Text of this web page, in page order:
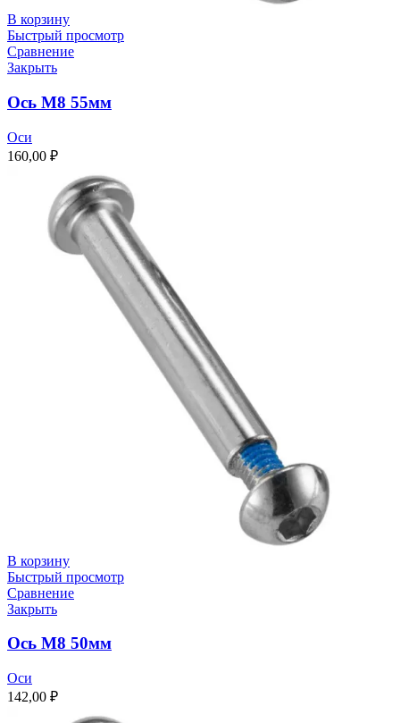
В корзину
Быстрый просмотр
Сравнение
Закрыть
Ось M8 55мм
Оси
160,00 ₽
В корзину
Быстрый просмотр
Сравнение
Закрыть
Ось M8 50мм
Оси
142,00 ₽